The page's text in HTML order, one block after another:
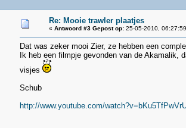
Re: Mooie trawler plaatjes
« Antwoord #3 Gepost op: 25-05-2010,
Dat was zeker mooi Zier, ze hebben een
Ik heb een filmpje gevonden van de
visjes
Schub
http://www.youtube.com/